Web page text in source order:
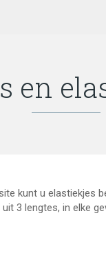
en
kunt u elastiekjes
3 lengtes, in elke